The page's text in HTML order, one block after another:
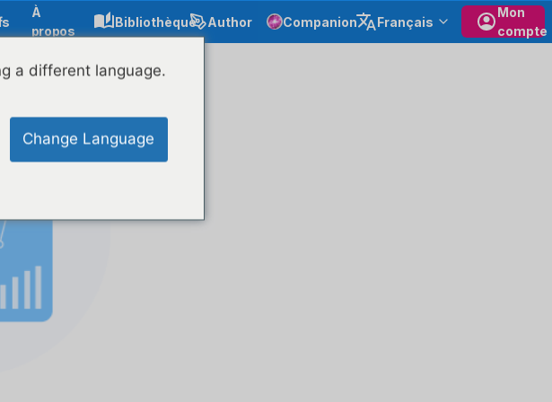
À
propos
Bibliothèque Author Companion Français
Mon
compte
a different language.
Change Language